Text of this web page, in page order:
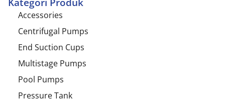
Accessories
Centrifugal Pumps
End Suction Cups
Multistage Pumps
Pool Pumps
Pressure Tank